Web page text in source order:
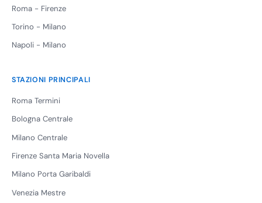
Roma - Firenze
Torino - Milano
Napoli - Milano
STAZIONI PRINCIPALI
Roma Termini
Bologna Centrale
Milano Centrale
Firenze Santa Maria Novella
Milano Porta Garibaldi
Venezia Mestre